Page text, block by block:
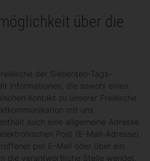
über die
der Siebenten-Tags-
Informationen, die sowohl einen
Kontakt zu unserer Freikirche
mit uns
auch eine allgemeine Adresse
Post (E-Mail-Adresse).
per E-Mail oder über ein
die verantwortliche Stelle wendet,